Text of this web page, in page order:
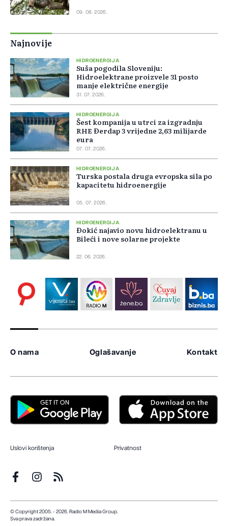
09. 08. 2026.
Najnovije
HIDROENERGIJA
Suša pogodila Sloveniju:
Hidroelektrane proizvele 31 posto
manje električne energije
31. 07. 2026.
HIDROENERGIJA
Šest kompanija u utrci za izgradnju
RHE Đerdap 3 vrijedne 2,63 milijarde
eura
07. 07. 2026.
HIDROENERGIJA
Turska postala druga evropska sila po
kapacitetu hidroenergije
05. 07. 2026.
HIDROENERGIJA
Đokić najavio novu hidroelektranu u
Bileći i nove solarne projekte
22. 06. 2026.
O nama Oglašavanje Kontakt
Uslovi korištenja Privatnost
© Copyright 2005. - 2026. Radio M Media Group.
Sva prava zadržana.